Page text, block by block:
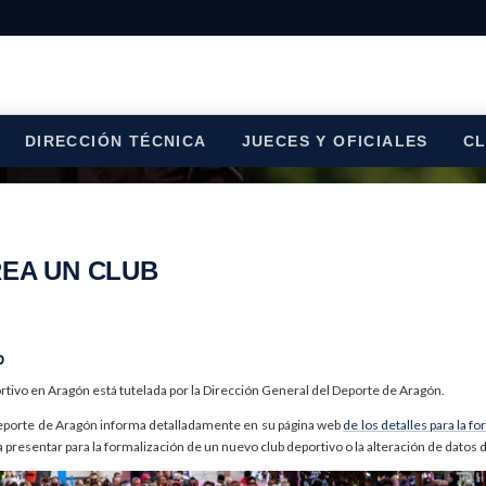
DIRECCIÓN TÉCNICA JUECES Y OFICIALES
UN CLUB
en Aragón está tutelada por la Dirección General del Deporte de Aragón.
de Aragón informa detalladamente en su página web de los detalles para la
para la formalización de un nuevo club deportivo o la alteración de datos